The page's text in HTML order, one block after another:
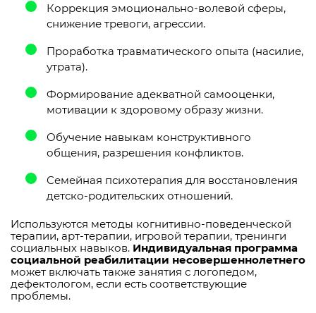
Коррекция эмоционально-волевой сферы,
снижение тревоги, агрессии.
Проработка травматического опыта (насилие,
утрата).
Формирование адекватной самооценки,
мотивации к здоровому образу жизни.
Обучение навыкам конструктивного
общения, разрешения конфликтов.
Семейная психотерапия для восстановления
детско-родительских отношений.
Используются методы когнитивно-поведенческой
терапии, арт-терапии, игровой терапии, тренинги
социальных навыков. Индивидуальная программа
социальной реабилитации несовершеннолетнего
может включать также занятия с логопедом,
дефектологом, если есть соответствующие
проблемы.